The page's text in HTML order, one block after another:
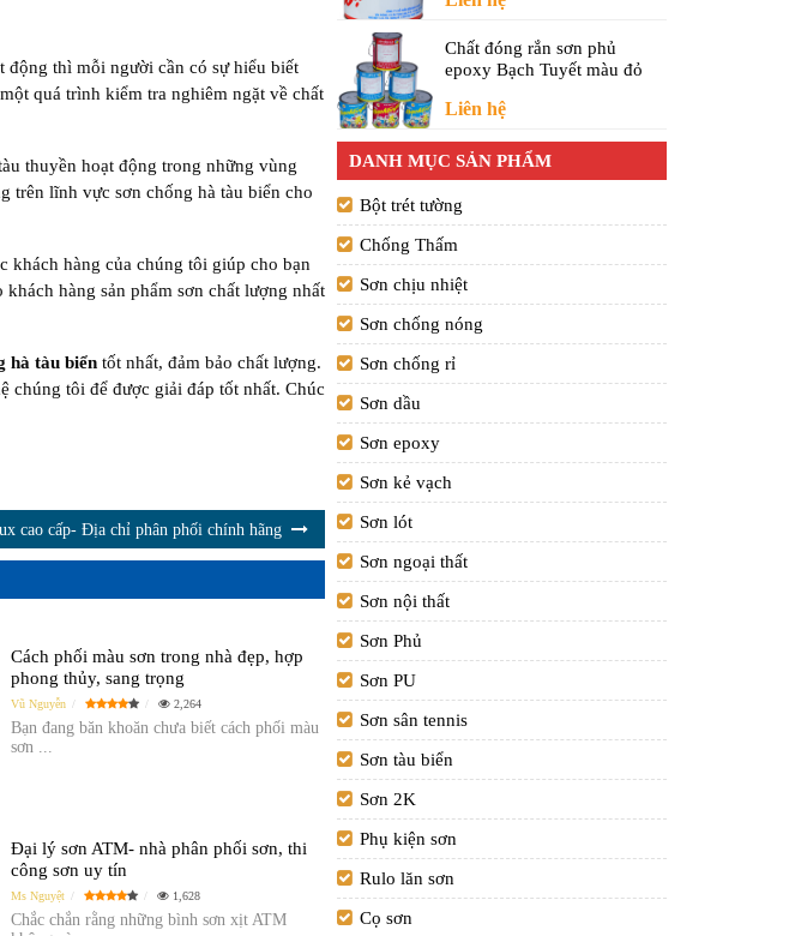
thì mỗi người cần có sự hiểu biết
quá trình kiểm tra nghiêm ngặt về chất
thuyền hoạt động trong những vùng
trên lĩnh vực sơn chống hà tàu biển cho
khách hàng của chúng tôi giúp cho bạn
hàng sản phẩm sơn chất lượng nhất
hà tàu biển tốt nhất, đảm bảo chất lượng.
chúng tôi để được giải đáp tốt nhất. Chúc
cao cấp- Địa chỉ phân phối chính hãng
Cách phối màu sơn trong nhà đẹp, hợp
phong thủy, sang trọng
Vũ Nguyễn 2,264
Bạn đang băn khoăn chưa biết cách phối màu
sơn ...
Đại lý sơn ATM- nhà phân phối sơn, thi
công sơn uy tín
Ms Nguyệt 1,628
Chắc chắn rằng những bình sơn xịt ATM
Chất đóng rắn sơn phủ
epoxy Bạch Tuyết màu đỏ
Liên hệ
DANH MỤC SẢN PHẨM
Bột trét tường
Chống Thấm
Sơn chịu nhiệt
Sơn chống nóng
Sơn chống rỉ
Sơn dầu
Sơn epoxy
Sơn kẻ vạch
Sơn lót
Sơn ngoại thất
Sơn nội thất
Sơn Phủ
Sơn PU
Sơn sân tennis
Sơn tàu biển
Sơn 2K
Phụ kiện sơn
Rulo lăn sơn
Cọ sơn